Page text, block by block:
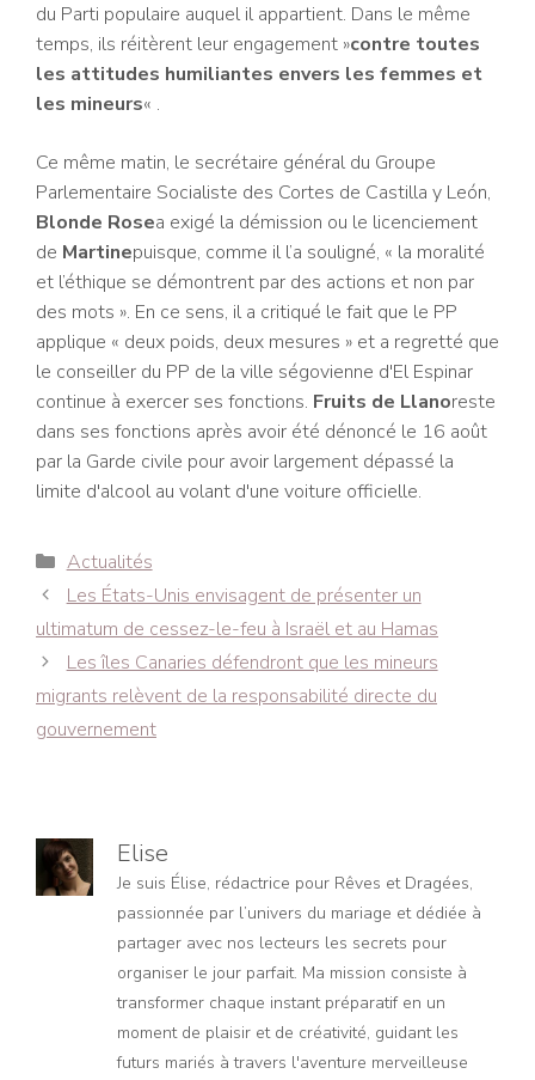
du Parti populaire auquel il appartient. Dans le même
temps, ils réitèrent leur engagement »contre toutes
les attitudes humiliantes envers les femmes et
les mineurs« .
Ce même matin, le secrétaire général du Groupe
Parlementaire Socialiste des Cortes de Castilla y León,
Blonde Rosea exigé la démission ou le licenciement
de Martinepuisque, comme il l’a souligné, « la moralité
et l’éthique se démontrent par des actions et non par
des mots ». En ce sens, il a critiqué le fait que le PP
applique « deux poids, deux mesures » et a regretté que
le conseiller du PP de la ville ségovienne d'El Espinar
continue à exercer ses fonctions. Fruits de Llanoreste
dans ses fonctions après avoir été dénoncé le 16 août
par la Garde civile pour avoir largement dépassé la
limite d'alcool au volant d'une voiture officielle.
Catégories
Actualités
Navigation
des
articles
Les États-Unis envisagent de présenter un
ultimatum de cessez-le-feu à Israël et au Hamas
Les îles Canaries défendront que les mineurs
migrants relèvent de la responsabilité directe du
gouvernement
Elise
Je suis Élise, rédactrice pour Rêves et Dragées,
passionnée par l’univers du mariage et dédiée à
partager avec nos lecteurs les secrets pour
organiser le jour parfait. Ma mission consiste à
transformer chaque instant préparatif en un
moment de plaisir et de créativité, guidant les
futurs mariés à travers l'aventure merveilleuse